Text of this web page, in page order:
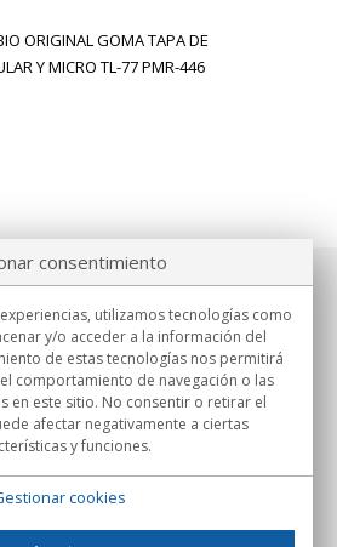
ORIGINAL GOMA TAPA DE
Y MICRO TL-77 PMR-446
consentimiento
utilizamos tecnologías como
y/o acceder a la información del
de estas tecnologías nos permitirá
comportamiento de navegación o las
en este sitio. No consentir o retirar el
afectar negativamente a ciertas
y funciones.
cookies